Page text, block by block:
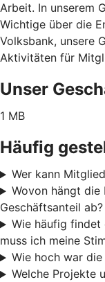
Arbeit. In unserem
Wichtige über die
Volksbank, unsere
Aktivitäten für
Unser
1 MB
Häufig
Wer kann
Wovon hängt die
Geschäftsanteil ab?
Wie häufig findet
muss ich meine
Wie hoch war
Welche Projekte